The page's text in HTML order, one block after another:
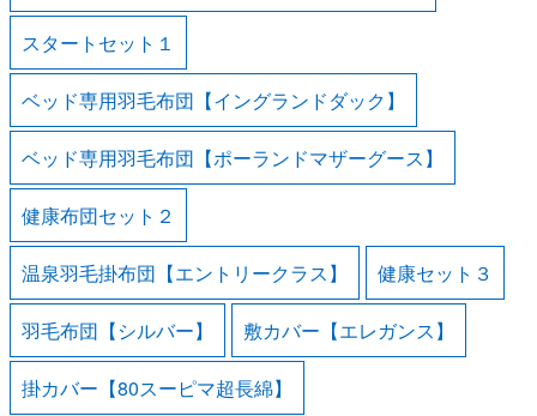
スタートセット１
ベッド専用羽毛布団【イングランドダック】
ベッド専用羽毛布団【ポーランドマザーグース】
健康布団セット２
温泉羽毛掛布団【エントリークラス】 健康セット３
羽毛布団【シルバー】 敷カバー【エレガンス】
掛カバー【80スーピマ超長綿】